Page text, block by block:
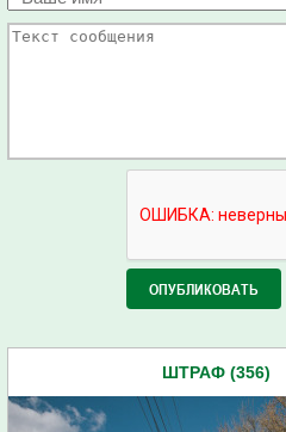
ШТРАФ (356)